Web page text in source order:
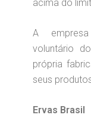
acima do
A
voluntário
própria
seus
Ervas Brasil